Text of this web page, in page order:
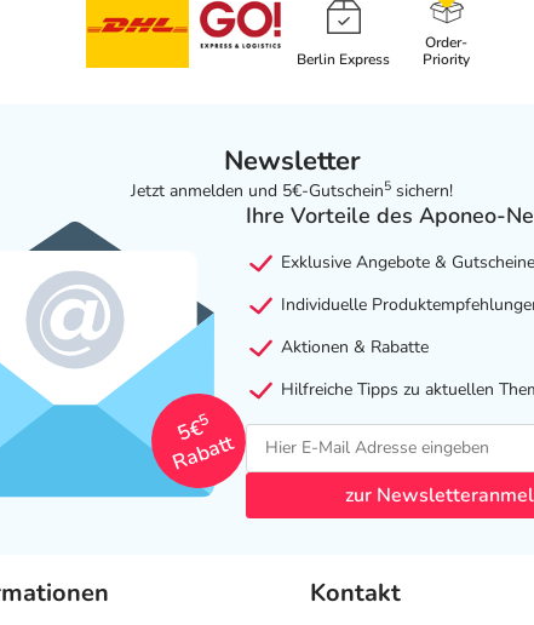
Berlin Express
Order-
Priority
Newsletter
Jetzt anmelden und 5€-Gutschein5 sichern!
5€
5
Rabatt
Ihre Vorteile des Aponeo-
Exklusive Angebote & Gutscheine
Individuelle
Aktionen & Rabatte
Hilfreiche Tipps zu aktuellen
zur
Kontakt